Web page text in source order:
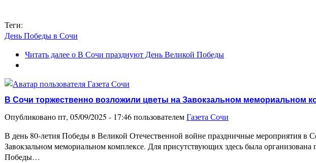
Теги:
День Победы в Сочи
Читать далеео В Сочи празднуют День Великой Победы
В Сочи торжественно возложили цветы на Завокзальном мемориальном
Опубликовано пт, 05/09/2025 - 17:46 пользователемГазета Сочи
В день 80-летия Победы в Великой Отечественной войне праздничные мероприятия
Завокзальном мемориальном комплексе. Для присутствующих здесь была
Победы…